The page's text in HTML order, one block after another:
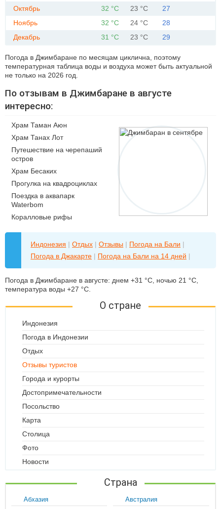
Октябрь 32 °C 23 °C
27
Ноябрь
32 °C 24 °C
28
Декабрь
31 °C 23 °C 29
Погода в Джимбаране по месяцам циклична, поэтому
температурная таблица воды и воздуха может быть актуальной
не только на 2026 год.
По отзывам в Джимбаране в августе
интересно:
Храм Таман Аюн
Храм Танах Лот
Путешествие на черепаший
остров
Храм Бесаких
Прогулка на квадроциклах
Поездка в аквапарк
Waterbom
Коралловые рифы
Индонезия | Отдых | Отзывы | Погода на Бали |
Погода в Джакарте | Погода на Бали на 14 дней |
Погода в Джимбаране в августе: днем +31 °C, ночью 21 °C,
температура воды +27 °C.
О стране
Индонезия
Погода в Индонезии
Отдых
Отзывы туристов
Города и курорты
Достопримечательности
Посольство
Карта
Столица
Фото
Новости
Страна
Абхазия
Австралия